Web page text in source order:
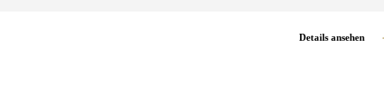
Details ansehen